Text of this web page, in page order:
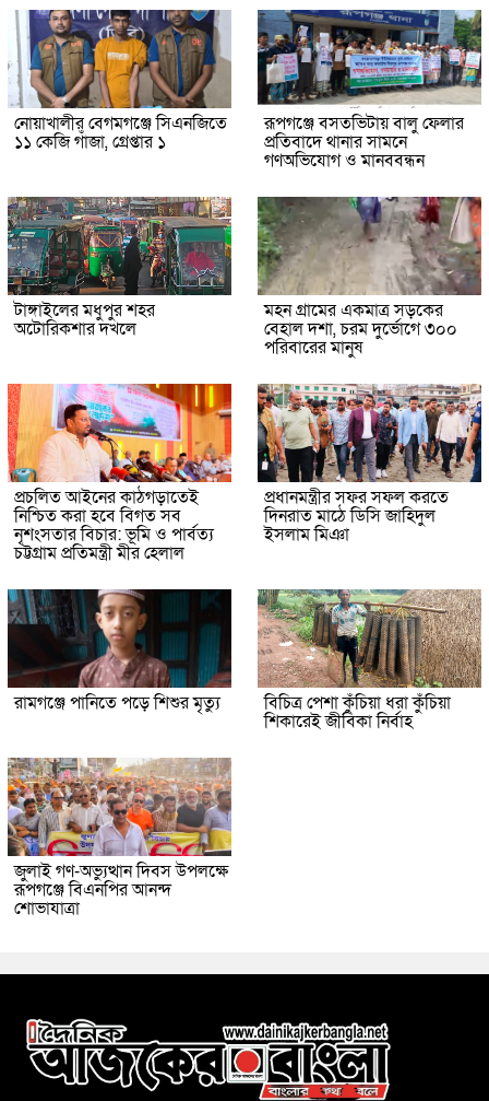
নোয়াখালীর বেগমগঞ্জে সিএনজিতে
১১ কেজি গাঁজা, গ্রেপ্তার ১
রূপগঞ্জে বসতভিটায় বালু ফেলার
প্রতিবাদে থানার সামনে
গণঅভিযোগ ও মানববন্ধন
টাঙ্গাইলের মধুপুর শহর
অটোরিকশার দখলে
মহন গ্রামের একমাত্র সড়কের
বেহাল দশা, চরম দুর্ভোগে ৩০০
পরিবারের মানুষ
প্রচলিত আইনের কাঠগড়াতেই
নিশ্চিত করা হবে বিগত সব
নৃশংসতার বিচার: ভূমি ও পার্বত্য
চট্টগ্রাম প্রতিমন্ত্রী মীর হেলাল
প্রধানমন্ত্রীর সফর সফল করতে
দিনরাত মাঠে ডিসি জাহিদুল
ইসলাম মিঞা
রামগঞ্জে পানিতে পড়ে শিশুর মৃত্যু বিচিত্র পেশা কুঁচিয়া ধরা কুঁচিয়া
শিকারেই জীবিকা নির্বাহ
জুলাই গণ-অভ্যুত্থান দিবস উপলক্ষে
রূপগঞ্জে বিএনপির আনন্দ
শোভাযাত্রা